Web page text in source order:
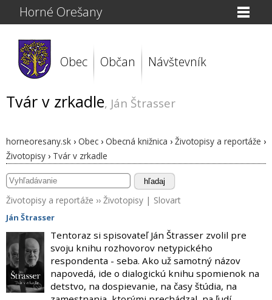
Horné Orešany
Obec Občan Návštevník
Tvár v zrkadle, Ján Štrasser
horneoresany.sk › Obec › Obecná knižnica › Životopisy a reportáže ›
Životopisy › Tvár v zrkadle
hľadaj
Životopisy a reportáže ›› Životopisy | Slovart
Ján Štrasser
Tentoraz si spisovateľ Ján Štrasser zvolil pre
svoju knihu rozhovorov netypického
respondenta - seba. Ako už samotný názov
napovedá, ide o dialogickú knihu spomienok na
detstvo, na dospievanie, na časy štúdia, na